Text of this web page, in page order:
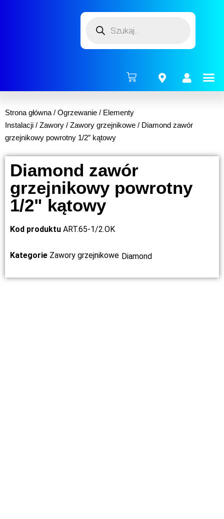
Strona główna / Ogrzewanie / Elementy
Instalacji / Zawory / Zawory grzejnikowe / Diamond zawór
grzejnikowy powrotny 1/2″ kątowy
Diamond zawór
grzejnikowy powrotny
1/2" kątowy
Kod produktu ART.65-1/2.OK
Kategorie Zawory grzejnikowe Diamond